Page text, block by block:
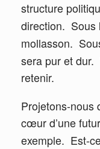
structure
direction. Sous
mollasson.
sera pur et dur.
retenir.
Projetons-nous
cœur d’une
exemple. Est-